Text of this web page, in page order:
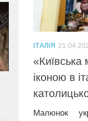
ІТАЛІЯ
іконою в
Малюнок